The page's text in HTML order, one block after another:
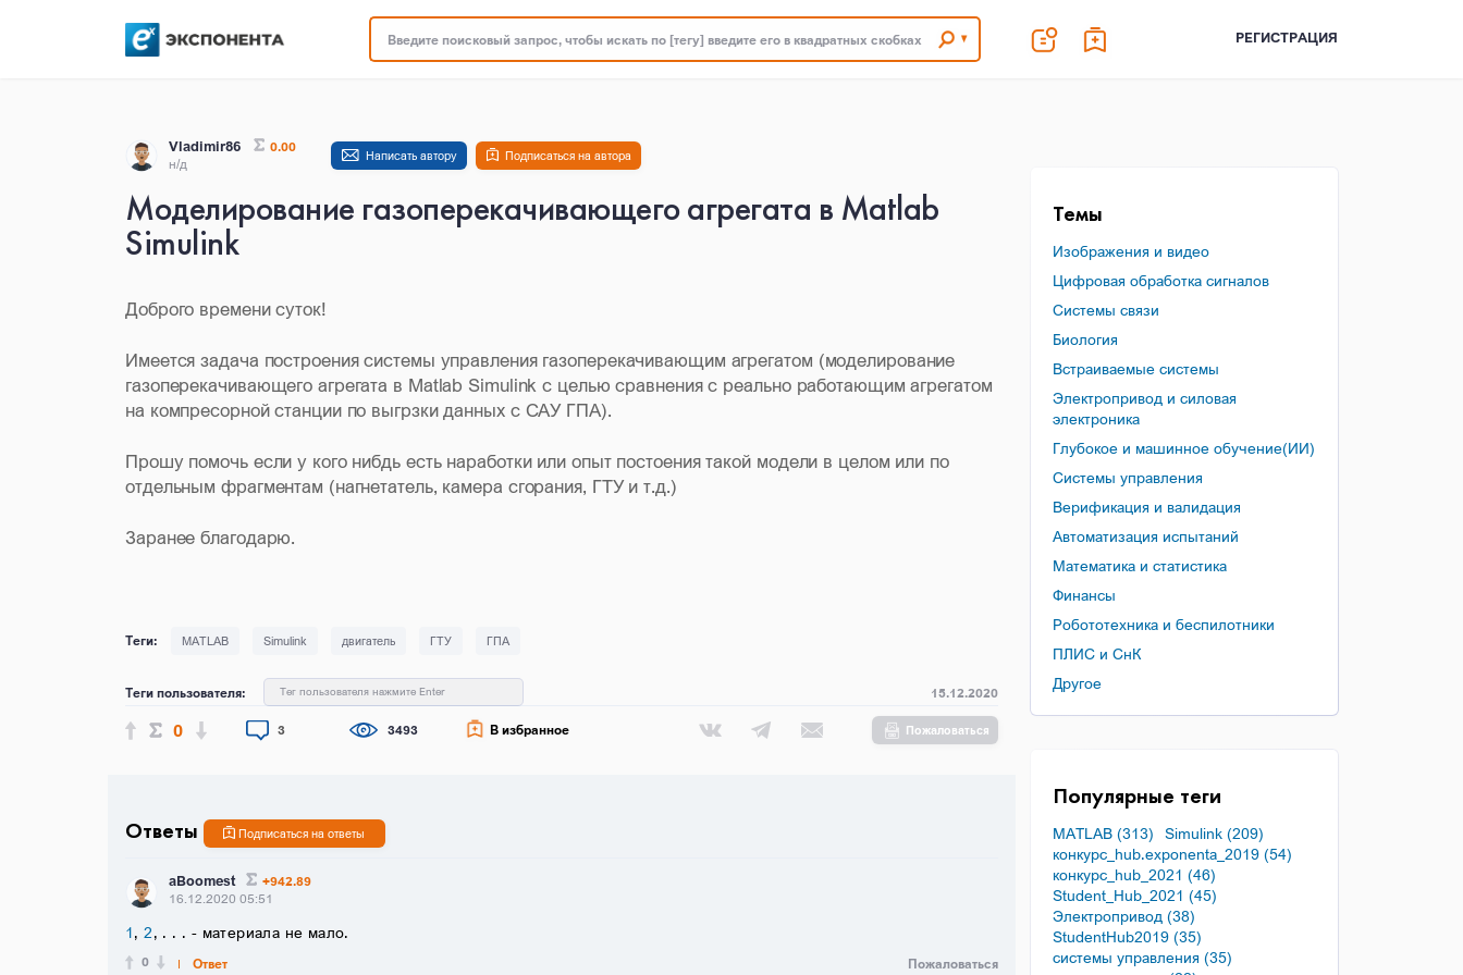
Введите поисковый запрос, чтобы искать по [тегу] введите его в квадратных скобках РЕГИСТРАЦИЯ
Vladimir86
0.00
н/д
Написать автору Подписаться на автора
Моделирование газоперекачивающего агрегата в Matlab
Simulink
Доброго времени суток!
Имеется задача построения системы управления газоперекачивающим агрегатом (моделирование
газоперекачивающего агрегата в Matlab Simulink с целью сравнения с реально работающим агрегатом
на компресорной станции по выгрзки данных с САУ ГПА).
Прошу помочь если у кого нибдь есть наработки или опыт постоения такой модели в целом или по
отдельным фрагментам (нагнетатель, камера сгорания, ГТУ и т.д.)
Заранее благодарю.
MATLAB Simulink двигатель ГТУ ГПА
Теги пользователя: Тег пользователя нажмите Enter 15.12.2020
0 3 3493 В избранное Пожаловаться
Ответы Подписаться на ответы
aBoomest
+942.89
16.12.2020 05:51
1,2, . . . - материала не мало.
0 Ответ Пожаловаться
Темы
Изображения и видео
Цифровая обработка сигналов
Системы связи
Биология
Встраиваемые системы
Электропривод и силовая
электроника
Глубокое и машинное обучение(ИИ)
Системы управления
Верификация и валидация
Автоматизация испытаний
Математика и статистика
Финансы
Робототехника и беспилотники
ПЛИС и СнК
Другое
Популярные теги
MATLAB (313)
Simulink (209)
конкурс_hub.exponenta_2019 (54)
конкурс_hub_2021 (46)
Student_Hub_2021 (45)
Электропривод (38)
StudentHub2019 (35)
системы управления (35)